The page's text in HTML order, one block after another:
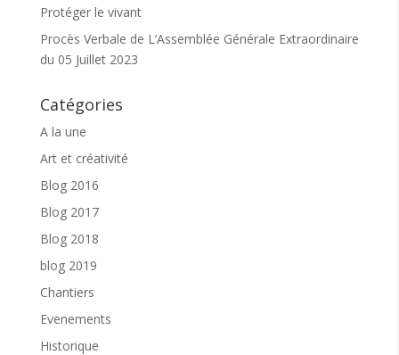
aspirateur, robots de cuisine, électroménager,
luminaire, micro onde, moteur électrique ou
thermique, ETC….
être à l’écoute de tous dans de bonnes conditions.
remplacée par une de récupération, vous pourrez
alors prendre la décision de vous la procurer pour
effectuer la recherche ensemble.
L’adhésion à l’association Sôllei’O est
Elle est gratuite et une participation libre
vous est proposée.
Lien pour adhérer en ligne
CONTACT :
Protéger le vivant
Procès Verbale de L’Assemblée Générale Extraordinaire
du 05 Juillet 2023
Catégories
A la une
Art et créativité
Blog 2016
Blog 2017
Blog 2018
blog 2019
Chantiers
Evenements
Historique